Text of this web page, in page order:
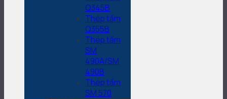
Q345B
Thép tấm
Q355B
Thép tấm
SM
490A/SM
490B
Thép tấm
SM 570